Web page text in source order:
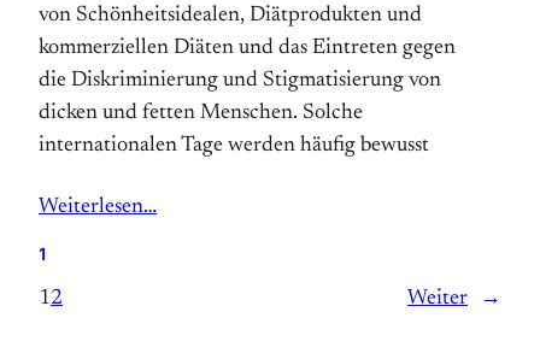
von Schönheits­­idealen, Diät­­produkten und
kommerziellen Diäten und das Ein­treten gegen
die Diskriminierung und Stigmatisierung von
dicken und fetten Menschen. Solche
internationalen Tage werden häufig bewusst
Weiterlesen…
1
12 Weiter →